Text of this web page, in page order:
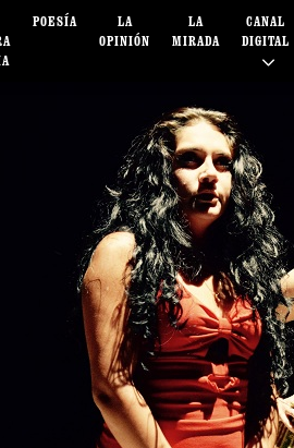
POESÍA
LA
OPINIÓN
LA
MIRADA
CANAL
DIGITAL